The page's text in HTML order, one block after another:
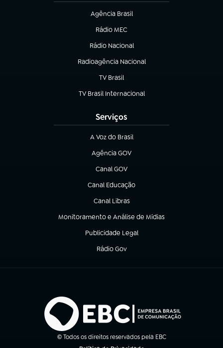
Agência Brasil
(abre em nova aba)
Rádio MEC
(abre em nova aba)
Rádio Nacional
Radioagência Nacional
(abre em nova aba)
TV Brasil
(abre em nova aba)
TV Brasil Internacional
(abre em nova aba)
Serviços
A Voz do Brasil
(abre em nova aba)
Agência GOV
(abre em nova aba)
Canal GOV
(abre em nova aba)
Canal Educação
(abre em nova aba)
Canal Libras
(abre em nova aba)
Monitoramento e Análise de Mídias
(abre em nova aba)
Publicidade Legal
(abre em nova aba)
Rádio Gov
(abre em nova aba)
© Todos os direitos reservados pela EBC